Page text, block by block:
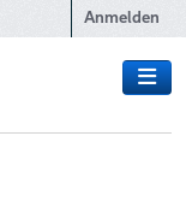
Anmelden